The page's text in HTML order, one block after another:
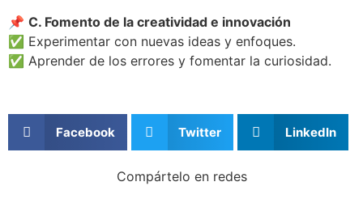
📌 C. Fomento de la creatividad e innovación
✅ Experimentar con nuevas ideas y enfoques.
✅ Aprender de los errores y fomentar la curiosidad.
Facebook Twitter LinkedIn
Compártelo en redes